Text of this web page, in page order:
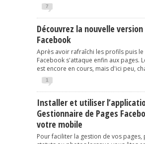
7
Découvrez la nouvelle
Facebook
Après avoir rafraîchi les profils puis
Facebook s'attaque enfin aux pages.
est encore en cours, mais d'ici peu,
1
Installer et utiliser
Gestionnaire de Pages
votre mobile
Pour faciliter la gestion de vos pages,